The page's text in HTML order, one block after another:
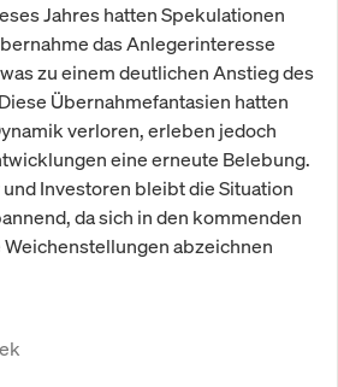
Jahres hatten Spekulationen
das Anlegerinteresse
zu einem deutlichen Anstieg des
Übernahmefantasien hatten
verloren, erleben jedoch
eine erneute Belebung.
Investoren bleibt die Situation
da sich in den kommenden
abzeichnen